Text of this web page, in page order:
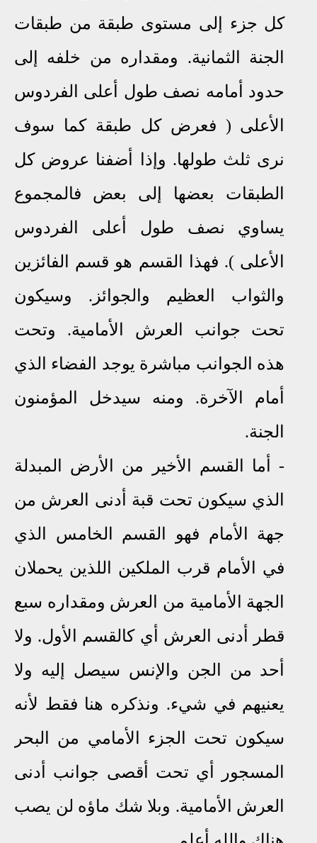
كل جزء إلى مستوى طبقة من طبقات
الجنة الثمانية. ومقداره من خلفه إلى
حدود أمامه نصف طول أعلى الفردوس
الأعلى ( فعرض كل طبقة كما سوف
نرى ثلث طولها. وإذا أضفنا عروض كل
الطبقات بعضها إلى بعض فالمجموع
يساوي نصف طول أعلى الفردوس
الأعلى ). فهذا القسم هو قسم الفائزين
والثواب العظيم والجوائز. وسيكون
تحت جوانب العرش الأمامية. وتحت
هذه الجوانب مباشرة يوجد الفضاء الذي
أمام الآخرة. ومنه سيدخل المؤمنون
الجنة.
- أما القسم الأخير من الأرض المبدلة
الذي سيكون تحت قبة أدنى العرش من
جهة الأمام فهو القسم الخامس الذي
في الأمام قرب الملكين اللذين يحملان
الجهة الأمامية من العرش ومقداره سبع
قطر أدنى العرش أي كالقسم الأول. ولا
أحد من الجن والإنس سيصل إليه ولا
يعنيهم في شيء. ونذكره هنا فقط لأنه
سيكون تحت الجزء الأمامي من البحر
المسجور أي تحت أقصى جوانب أدنى
العرش الأمامية. وبلا شك ماؤه لن يصب